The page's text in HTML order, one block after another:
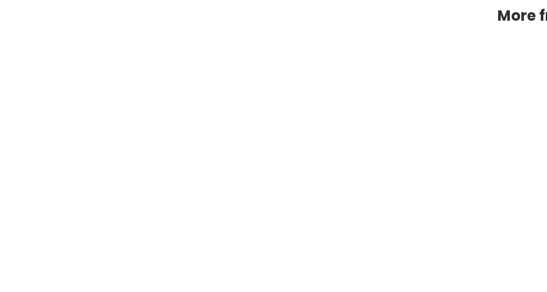
More